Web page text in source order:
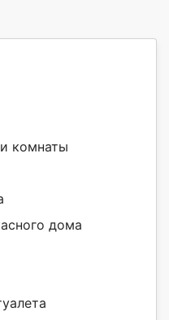
комнаты
дома